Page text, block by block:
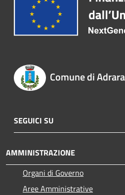
Comune di
SEGUICI SU
AMMINISTRAZIONE
Organi di Governo
Aree Amministrative